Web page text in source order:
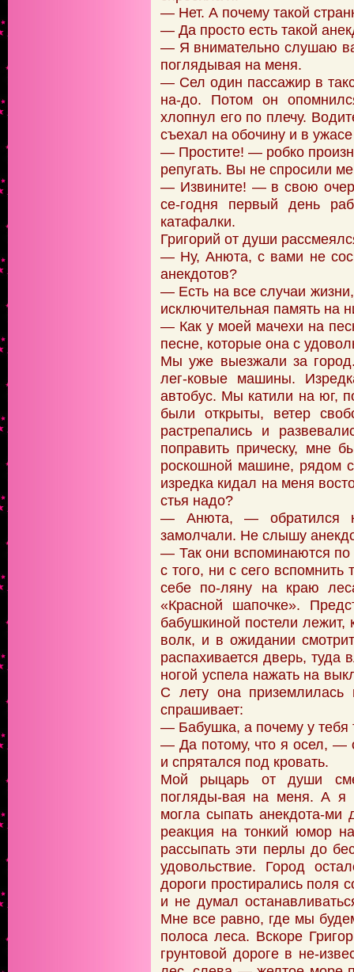
— Нет. А почему такой
— Да просто есть такой
— Я внимательно слушаю
поглядывая на меня.
— Сел один пассажир в
на-до. Потом он
хлопнул его по плечу.
съехал на обочину и в
— Простите! — робко
репугать. Вы не спросили
— Извините! — в свою
се-годня первый день
катафалки.
Григорий от души
— Ну, Анюта, с вами не
анекдотов?
— Есть на все случаи
исключительная память на
— Как у моей мачехи на
песне, которые она с
Мы уже выезжали за
лег-ковые машины.
автобус. Мы катили на юг,
были открыты, ветер
растрепались и
поправить прическу, мне
роскошной машине, рядом
изредка кидал на меня
стья надо?
— Анюта, — обратился
замолчали. Не слышу
— Так они вспоминаются по
с того, ни с сего
себе по-ляну на краю
«Красной шапочке».
бабушкиной постели
волк, и в ожидании
распахивается дверь, туда
ногой успела нажать на
С лету она приземлилась
спрашивает:
— Бабушка, а почему у тебя
— Да потому, что я осел, —
и спрятался под кровать.
Мой рыцарь от души
погляды-вая на меня. А я
могла сыпать анекдота-ми
реакция на тонкий юмор
рассыпать эти перлы до
удовольствие. Город
дороги простирались
и не думал
Мне все равно, где мы
полоса леса. Вскоре
грунтовой дороге в не-